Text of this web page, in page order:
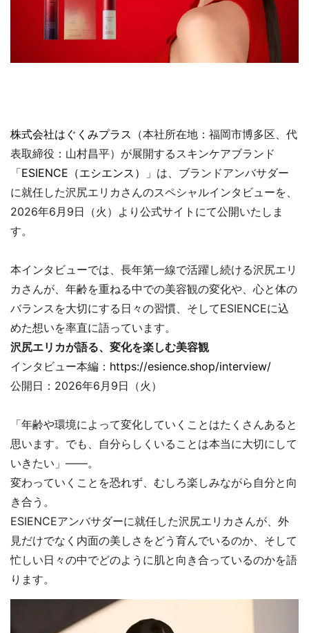
株式会社はぐくみプラス （本社所在地：福岡市博多区、代
表取締役：山村昌平）が展開するスキンケアブランド
「ESIENCE（エシエンス）
」は、ブランドアンバサダー
に就任した沢尻エリカさんのスペシャルインタビューを、
2026年6月9日（火）より公式サイトにて公開いたしま
す。
本インタビューでは、長年第一線で活躍し続ける沢尻エリ
カさんが、年齢を重ねる中での美容観の変化や、心と体の
バランスを大切にする日々の習慣、そしてESIENCEに込
めた想いを率直に語っています。
沢尻エリカが語る、変化を楽しむ美容観
インタビュー本編： https://esience.shop/interview/
公開日：2026年6月9日（火）
「年齢や環境によって変化していくことはたくさんあると
思います。でも、自分らしくいることは本当に大切にして
いきたい」――。
変わっていくことを恐れず、むしろ楽しみながら自分と向
き合う。
ESIENCEアンバサダーに就任した沢尻エリカさんが、外
見だけでなく内面の美しさをどう育んでいるのか、そして
忙しい日々の中でどのように肌と向き合っているのかを語
ります。